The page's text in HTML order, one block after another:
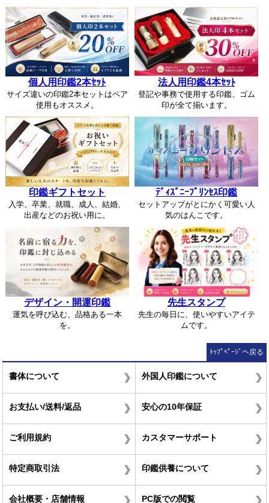
個人用印鑑2本ｾｯﾄ
サイズ違いの印鑑2本セットはペア
使用もオススメ。
法人用印鑑4本ｾｯﾄ
登記や事務で使用する印鑑、ゴム
印が全て揃います。
印鑑ギフトセット
入学、卒業、就職、成人、結婚、
出産などのお祝い用に。
ﾃﾞｨｽﾞﾆｰﾌﾟﾘﾝｾｽ印鑑
セットアップがとにかく可愛い人
気のはんこです。
デザイン・開運印鑑
運気を呼び込む、品格ある一本
を。
先生スタンプ
先生の毎日に、使いやすいアイテ
ムです。
ﾄｯﾌﾟﾍﾟｰｼﾞへ戻る
書体について 外国人印鑑について
お支払い/送料/返品 安心の10年保証
ご利用規約 カスタマーサポート
特定商取引法 印鑑供養について
会社概要・店舗情報 PC版での閲覧